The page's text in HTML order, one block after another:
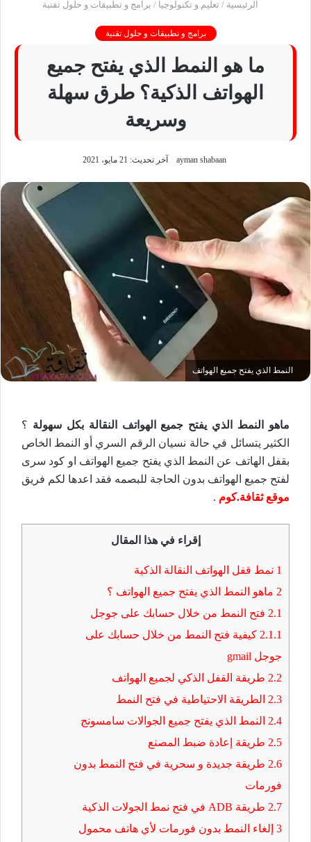
الرئيسية / تعليم و تكنولوجيا / برامج و تطبيقات و حلول تقنية
برامج و تطبيقات و حلول تقنية
ما هو النمط الذي يفتح جميع
الهواتف الذكية؟ طرق سهلة
وسريعة
ayman shabaan آخر تحديث: 21 مايو، 2021
النمط الذي يفتح جميع الهواتف
ماهو النمط الذي يفتح جميع الهواتف النقالة بكل سهولة ؟
الكثير يتسائل في حالة نسيان الرقم السري أو النمط الخاص
بقفل الهاتف عن النمط الذي يفتح جميع الهواتف او كود سرى
لفتح جميع الهواتف بدون الحاجة للبصمه فقد اعدها لكم فريق
موقع ثقافة.كوم .
إقراء في هذا المقال
1 نمط قفل الهواتف النقالة الذكية
2 ماهو النمط الذي يفتح جميع الهواتف ؟
2.1 فتح النمط من خلال حسابك على جوجل
2.1.1 كيفية فتح النمط من خلال حسابك على
جوجل gmail
2.2 طريقة القفل الذكي لجميع الهواتف
2.3 الطريقة الاحتياطية في فتح النمط
2.4 النمط الذي يفتح جميع الجوالات سامسونج
2.5 طريقة إعادة ضبط المصنع
2.6 طريقة جديدة و سحرية في فتح النمط بدون
فورمات
2.7 طريقة ADB في فتح نمط الجولات الذكية
3 إلغاء النمط بدون فورمات لأي هاتف محمول